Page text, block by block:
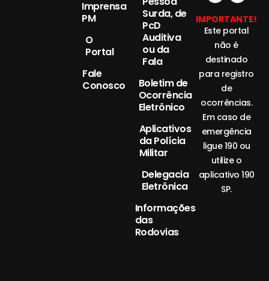
Imprensa
PM
O
Portal
Fale
Conosco
Surda, de
PcD
Auditiva
ou da
Fala
Boletim de
Ocorrência
Eletrônico
Aplicativos
da Polícia
Militar
Delegacia
Eletrônica
Informações
das
Rodovias
IMPORTANTE!
Este portal
não é
destinado
para registro
de
ocorrências.
Em caso de
emergência
ligue 190 ou
utilize o
aplicativo 190
SP.